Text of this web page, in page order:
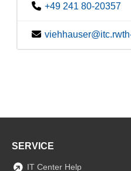
+49 241 80-20357
SERVICE
IT Center Help